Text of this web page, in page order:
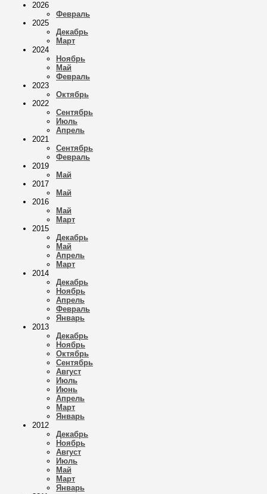
2026
Февраль
2025
Декабрь
Март
2024
Ноябрь
Май
Февраль
2023
Октябрь
2022
Сентябрь
Июль
Апрель
2021
Сентябрь
Февраль
2019
Май
2017
Май
2016
Май
Март
2015
Декабрь
Май
Апрель
Март
2014
Декабрь
Ноябрь
Апрель
Февраль
Январь
2013
Декабрь
Ноябрь
Октябрь
Сентябрь
Август
Июль
Июнь
Апрель
Март
Январь
2012
Декабрь
Ноябрь
Август
Июль
Май
Март
Январь